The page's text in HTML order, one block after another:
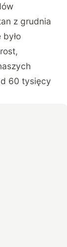
z grudnia
60 tysięcy